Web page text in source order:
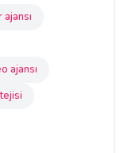
ajansı